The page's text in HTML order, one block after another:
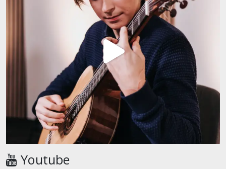
Youtube